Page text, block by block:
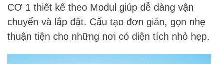
CƠ 1 thiết kế theo Modul giúp dễ dàng vận
chuyển và lắp đặt. Cấu tạo đơn giản, gọn nhẹ
thuận tiện cho những nơi có diện tích nhỏ hẹp.